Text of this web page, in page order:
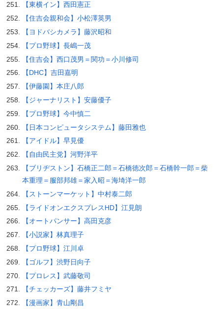
【東横イン】西田憲正
【住吉会親和会】小松澤英男
【ヨドバシカメラ】藤沢昭和
【プロ野球】長嶋一茂
【住吉会】西口茂男＝関功＝小川修司
【DHC】吉田嘉明
【伊藤園】本庄八郎
【ジャーナリスト】安藤優子
【プロ野球】今中慎二
【日本コンピュータシステム】藤田雅也
【アイドル】早見優
【自由民主党】河野洋平
【ブリヂストン】石橋正二郎＝石橋徳次郎＝石橋幹一郎＝柴
本重理＝服部邦雄＝家入昭＝海埼洋一郎
【ストーンマーケット】中村泰二郎
【ライドオンエクスプレスHD】江見朗
【オートパンサー】高田克彦
【小説家】林真理子
【プロ野球】江川卓
【ゴルフ】渋野日向子
【プロレス】武藤敬司
【チェッカーズ】藤井フミヤ
【漫画家】青山剛昌